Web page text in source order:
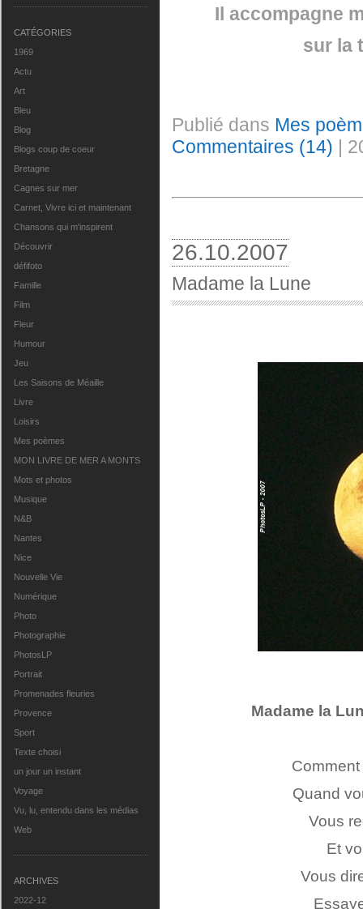
CATÉGORIES
1969
Actu
Art
Bleu
Blog
Blogs coup de coeur
Bretagne
Cagnes sur mer
Carnet, Vivre ici et maintenant
Chansons qui m'inspirent
Découvrir
défifoto
Famille
Film
Fleur
Humour
Jeu
Les Saisons de Méaille
Livre
Loisirs
Mes poèmes
MON LIVRE DE MER A MONTS
Mots et photos
Musique
N&B
Nantes
Nice
Nouvelle Vie
Numérique
Photo
Photographie
PhotosLP
Portrait
Promenades fleuries
Provence
Sport
Texte choisi
un jour un instant
Voyage
Vu, lu, entendu dans les médias
Web
ARCHIVES
2022-12
Il accompagne
sur la
Publié dans Mes
Commentaires (14) |
26.10.2007
Madame la Lune
Madame la
Quand
Vous
Et
Vous